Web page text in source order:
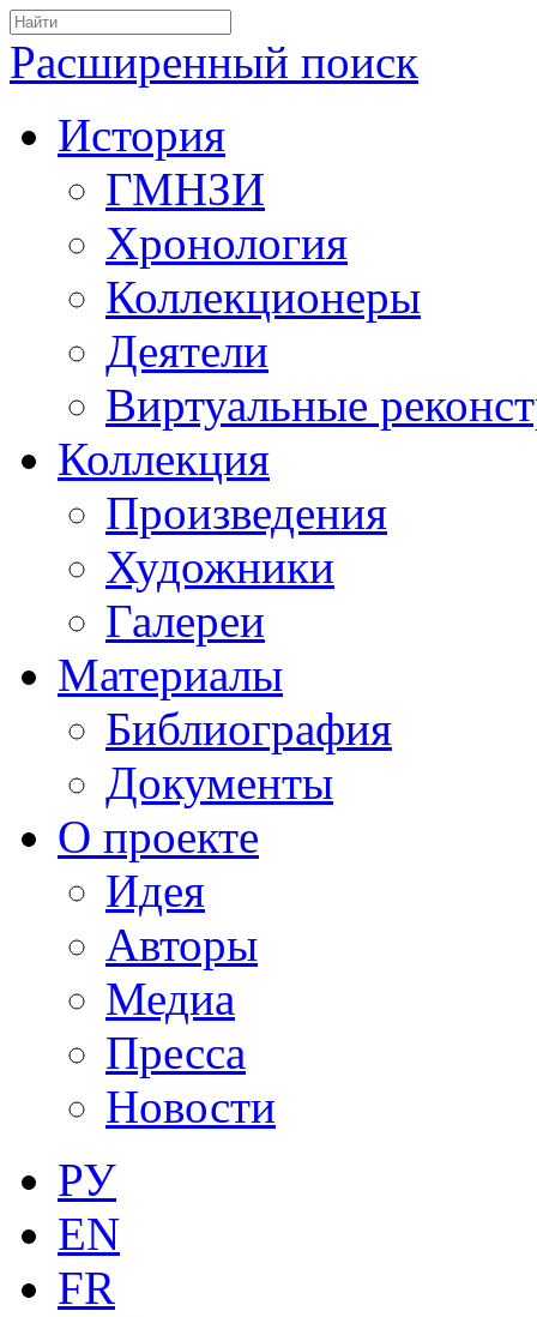
Расширенный поиск
История
ГМНЗИ
Хронология
Коллекционеры
Деятели
Виртуальные
Коллекция
Произведения
Художники
Галереи
Материалы
Библиография
Документы
О проекте
Идея
Авторы
Медиа
Пресса
Новости
РУ
EN
FR